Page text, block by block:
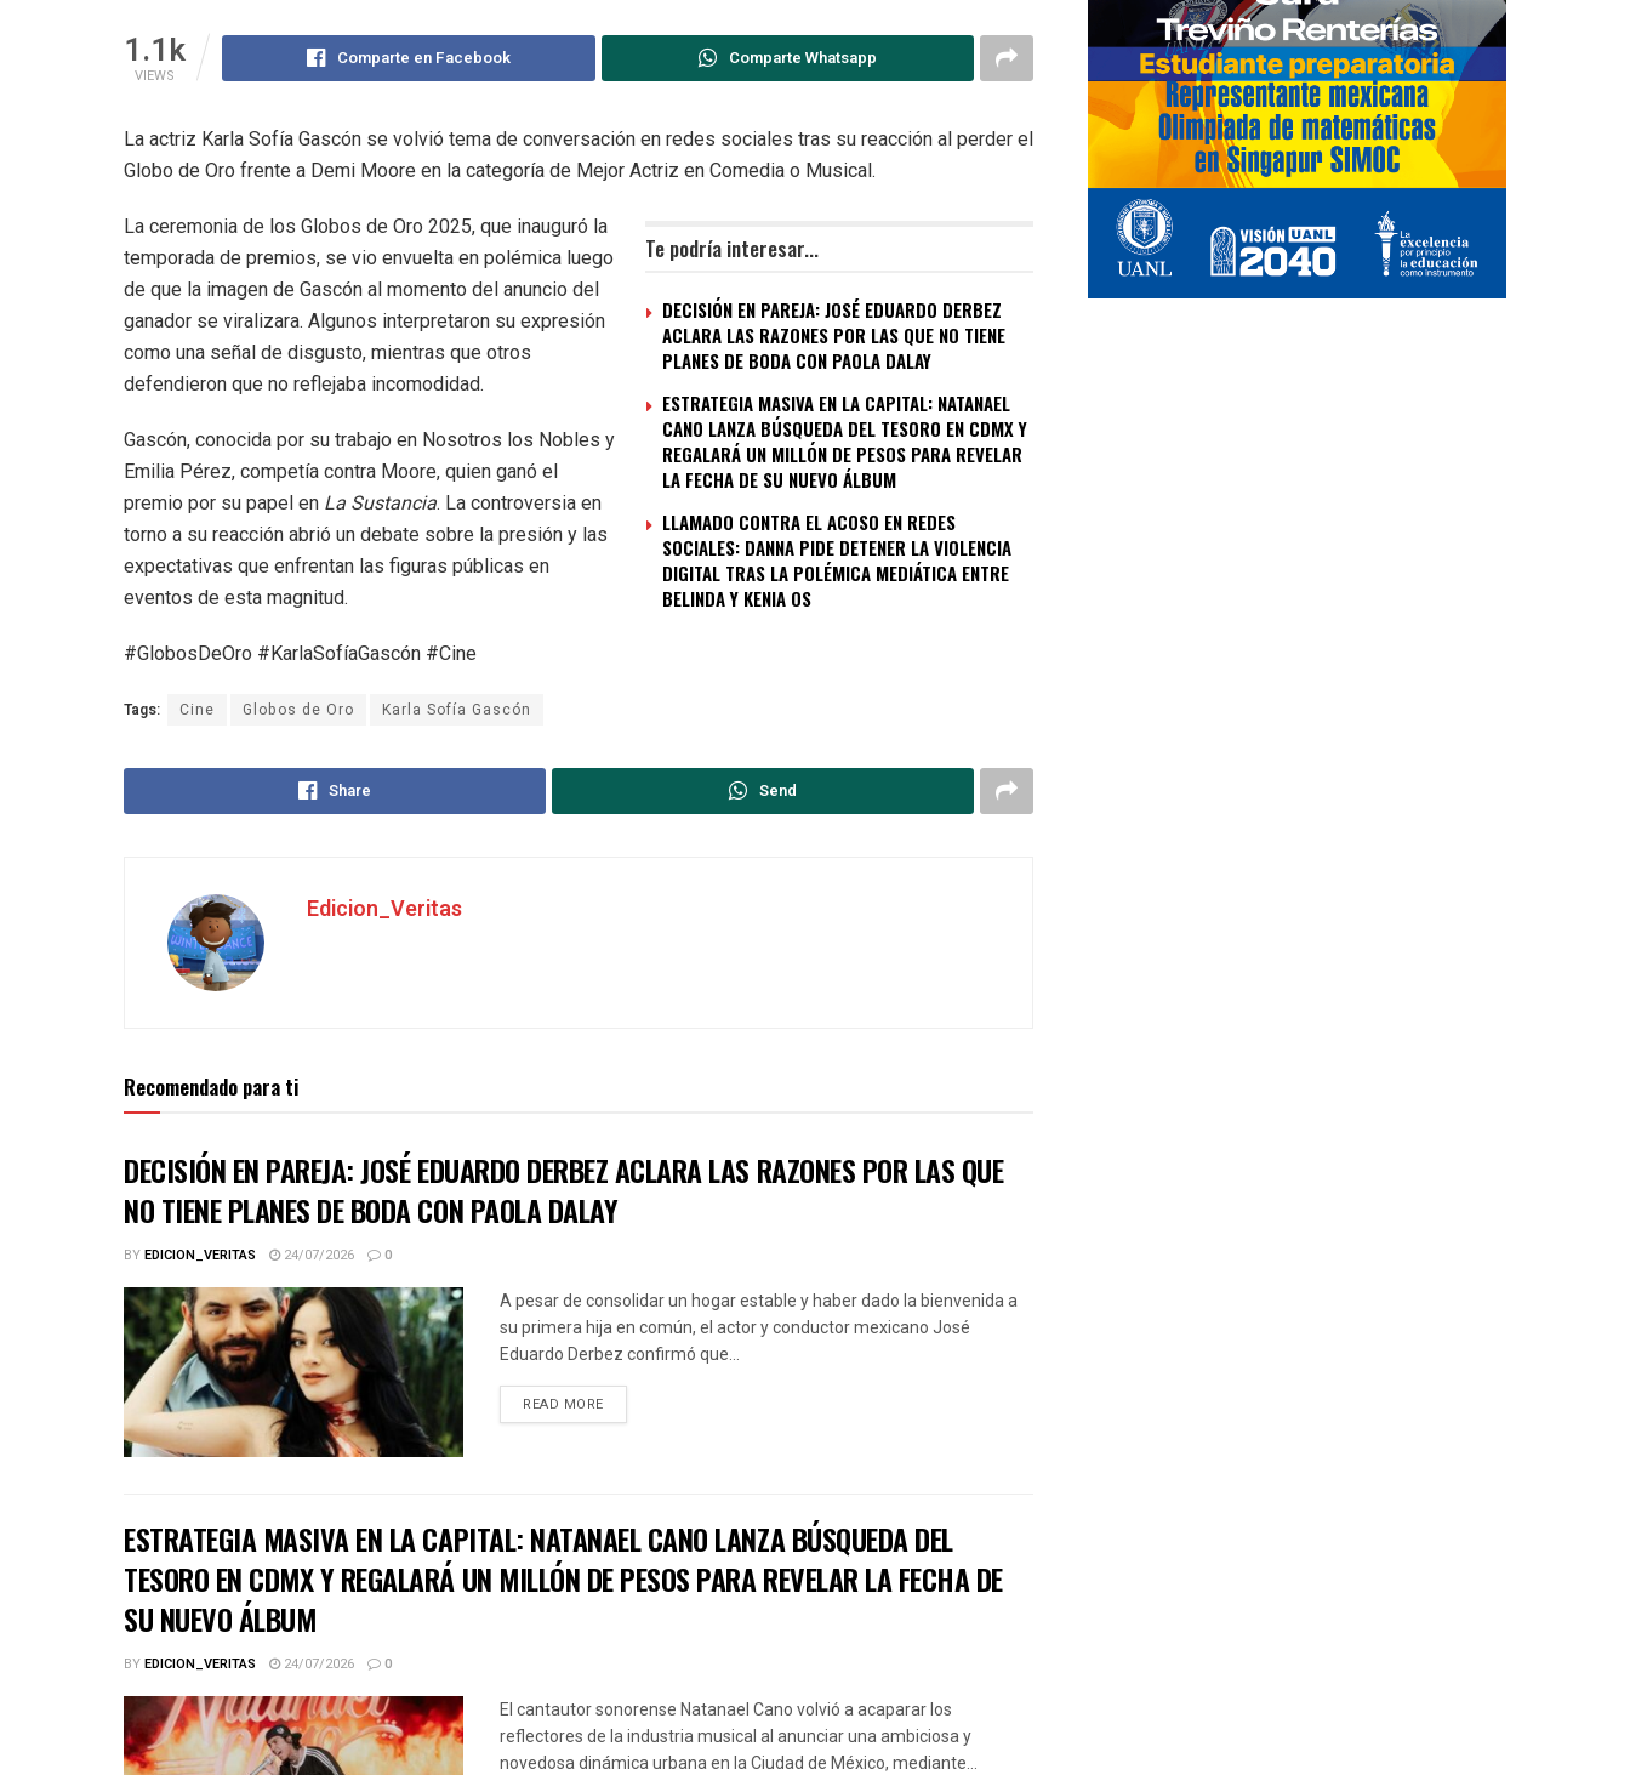
1.1k
VIEWS
Comparte en Facebook Comparte Whatsapp
La actriz Karla Sofía Gascón se volvió tema de conversación en redes sociales tras su reacción al perder el
Globo de Oro frente a Demi Moore en la categoría de Mejor Actriz en Comedia o Musical.
Te podría interesar...
DECISIÓN EN PAREJA: JOSÉ EDUARDO DERBEZ
ACLARA LAS RAZONES POR LAS QUE NO TIENE
PLANES DE BODA CON PAOLA DALAY
ESTRATEGIA MASIVA EN LA CAPITAL: NATANAEL
CANO LANZA BÚSQUEDA DEL TESORO EN CDMX Y
REGALARÁ UN MILLÓN DE PESOS PARA REVELAR
LA FECHA DE SU NUEVO ÁLBUM
LLAMADO CONTRA EL ACOSO EN REDES
SOCIALES: DANNA PIDE DETENER LA VIOLENCIA
DIGITAL TRAS LA POLÉMICA MEDIÁTICA ENTRE
BELINDA Y KENIA OS
La ceremonia de los Globos de Oro 2025, que inauguró la
temporada de premios, se vio envuelta en polémica luego
de que la imagen de Gascón al momento del anuncio del
ganador se viralizara. Algunos interpretaron su expresión
como una señal de disgusto, mientras que otros
defendieron que no reflejaba incomodidad.
Gascón, conocida por su trabajo en Nosotros los Nobles y
Emilia Pérez, competía contra Moore, quien ganó el
premio por su papel en La Sustancia. La controversia en
torno a su reacción abrió un debate sobre la presión y las
expectativas que enfrentan las figuras públicas en
eventos de esta magnitud.
#GlobosDeOro #KarlaSofíaGascón #Cine
Tags: Cine Globos de Oro Karla Sofía Gascón
Share Send
Edicion_Veritas
Recomendado para ti
DECISIÓN EN PAREJA: JOSÉ EDUARDO DERBEZ ACLARA LAS RAZONES POR LAS QUE
NO TIENE PLANES DE BODA CON PAOLA DALAY
BYEDICION_VERITAS 24/07/2026 0
A pesar de consolidar un hogar estable y haber dado la bienvenida a
su primera hija en común, el actor y conductor mexicano José
Eduardo Derbez confirmó que...
READ MORE
ESTRATEGIA MASIVA EN LA CAPITAL: NATANAEL CANO LANZA BÚSQUEDA DEL
TESORO EN CDMX Y REGALARÁ UN MILLÓN DE PESOS PARA REVELAR LA FECHA DE
SU NUEVO ÁLBUM
BYEDICION_VERITAS 24/07/2026 0
El cantautor sonorense Natanael Cano volvió a acaparar los
reflectores de la industria musical al anunciar una ambiciosa y
novedosa dinámica urbana en la Ciudad de México, mediante...